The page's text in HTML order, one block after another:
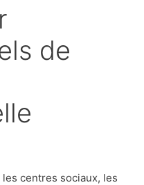
de
centres sociaux, les